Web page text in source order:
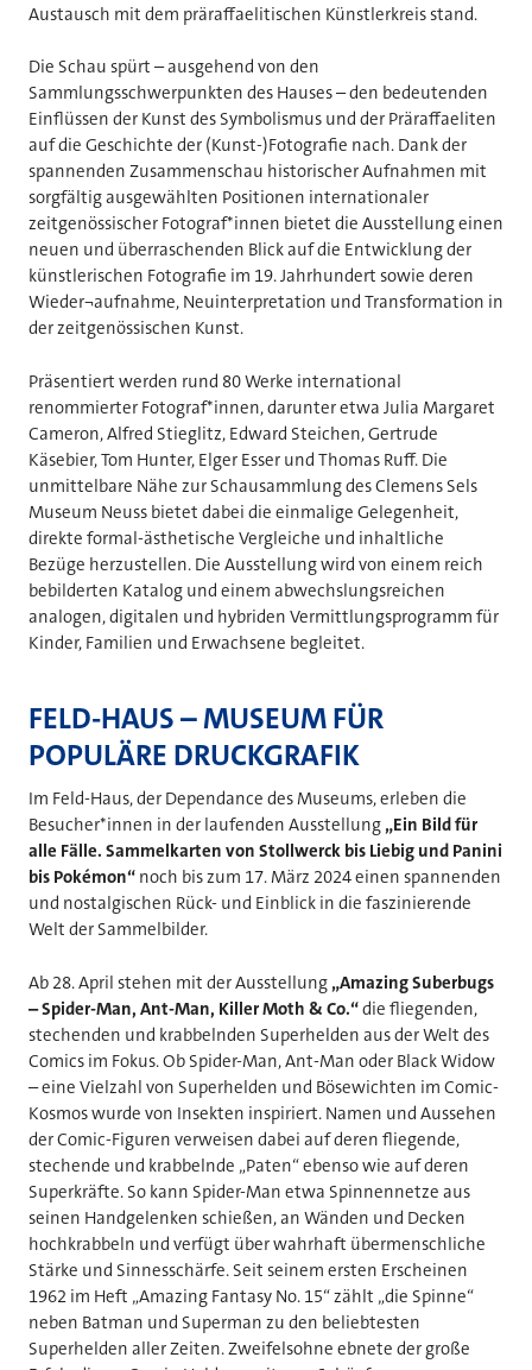
Austausch mit dem präraffaelitischen Künstlerkreis stand.
Die Schau spürt – ausgehend von den
Sammlungsschwerpunkten des Hauses – den bedeutenden
Einflüssen der Kunst des Symbolismus und der Präraffaeliten
auf die Geschichte der (Kunst-)Fotografie nach. Dank der
spannenden Zusammenschau historischer Aufnahmen mit
sorgfältig ausgewählten Positionen internationaler
zeitgenössischer Fotograf*innen bietet die Ausstellung einen
neuen und überraschenden Blick auf die Entwicklung der
künstlerischen Fotografie im 19. Jahrhundert sowie deren
Wieder¬aufnahme, Neuinterpretation und Transformation in
der zeitgenössischen Kunst.
Präsentiert werden rund 80 Werke international
renommierter Fotograf*innen, darunter etwa Julia Margaret
Cameron, Alfred Stieglitz, Edward Steichen, Gertrude
Käsebier, Tom Hunter, Elger Esser und Thomas Ruff. Die
unmittelbare Nähe zur Schausammlung des Clemens Sels
Museum Neuss bietet dabei die einmalige Gelegenheit,
direkte formal-ästhetische Vergleiche und inhaltliche
Bezüge herzustellen. Die Ausstellung wird von einem reich
bebilderten Katalog und einem abwechslungsreichen
analogen, digitalen und hybriden Vermittlungsprogramm für
Kinder, Familien und Erwachsene begleitet.
FELD-HAUS – MUSEUM FÜR
POPULÄRE DRUCKGRAFIK
Im Feld-Haus, der Dependance des Museums, erleben die
Besucher*innen in der laufenden Ausstellung „Ein Bild für
alle Fälle. Sammelkarten von Stollwerck bis Liebig und Panini
bis Pokémon“ noch bis zum 17. März 2024 einen spannenden
und nostalgischen Rück- und Einblick in die faszinierende
Welt der Sammelbilder.
Ab 28. April stehen mit der Ausstellung „Amazing Suberbugs
– Spider-Man, Ant-Man, Killer Moth & Co.“die fliegenden,
stechenden und krabbelnden Superhelden aus der Welt des
Comics im Fokus. Ob Spider-Man, Ant-Man oder Black Widow
– eine Vielzahl von Superhelden und Bösewichten im Comic-
Kosmos wurde von Insekten inspiriert. Namen und Aussehen
der Comic-Figuren verweisen dabei auf deren fliegende,
stechende und krabbelnde „Paten“ ebenso wie auf deren
Superkräfte. So kann Spider-Man etwa Spinnennetze aus
seinen Handgelenken schießen, an Wänden und Decken
hochkrabbeln und verfügt über wahrhaft übermenschliche
Stärke und Sinnesschärfe. Seit seinem ersten Erscheinen
1962 im Heft „Amazing Fantasy No. 15“ zählt „die Spinne“
neben Batman und Superman zu den beliebtesten
Superhelden aller Zeiten. Zweifelsohne ebnete der große